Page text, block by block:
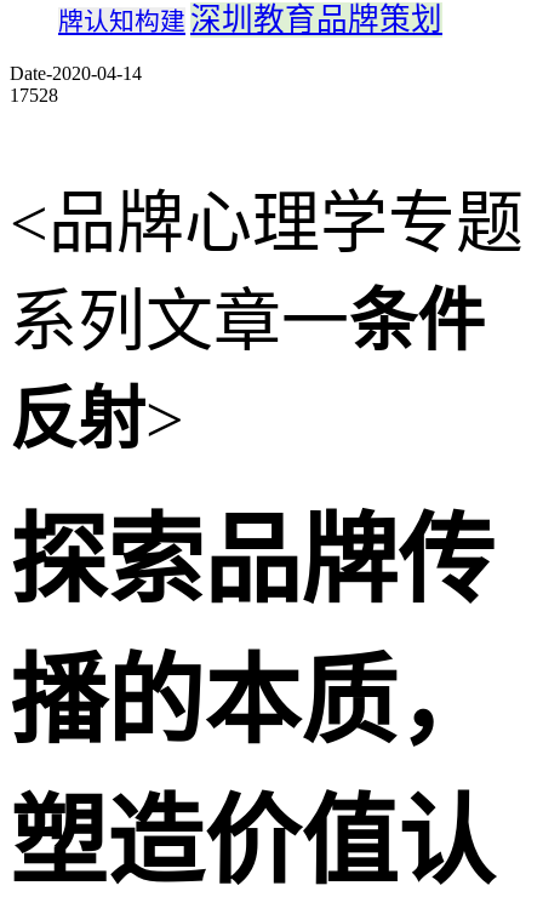
牌认知构建 深圳教育品牌策划
Date-2020-04-14
17528
<品牌心理学专题
系列文章一条件
反射>
探索品牌传
播的本质，
塑造价值认